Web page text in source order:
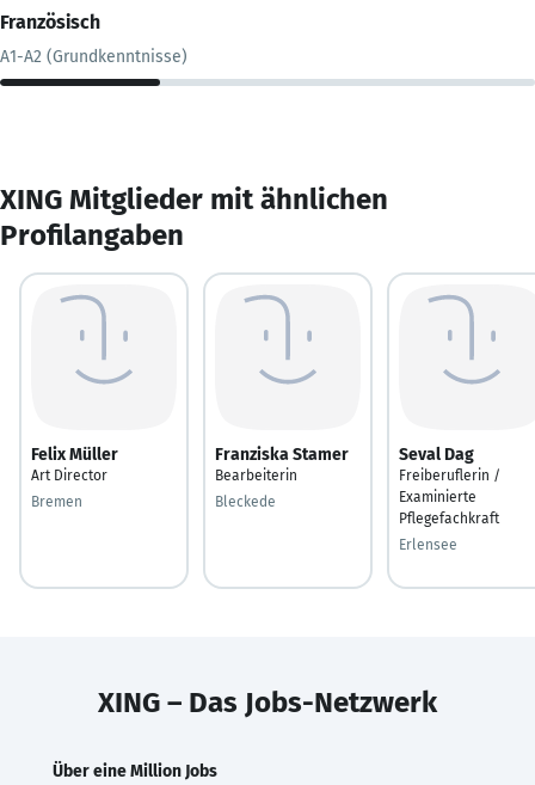
Französisch
A1-A2 (Grundkenntnisse)
XING Mitglieder mit ähnlichen
Profilangaben
Felix Müller
Art Director
Bremen
Franziska Stamer
Bearbeiterin
Bleckede
Seval Dag
Freiberuflerin /
Examinierte
Pflegefachkraft
Erlensee
XING – Das Jobs-Netzwerk
Über eine Million Jobs